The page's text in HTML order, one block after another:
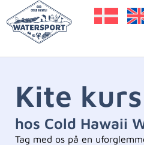
Kite
hos Cold Hawaii
Tag med os på en